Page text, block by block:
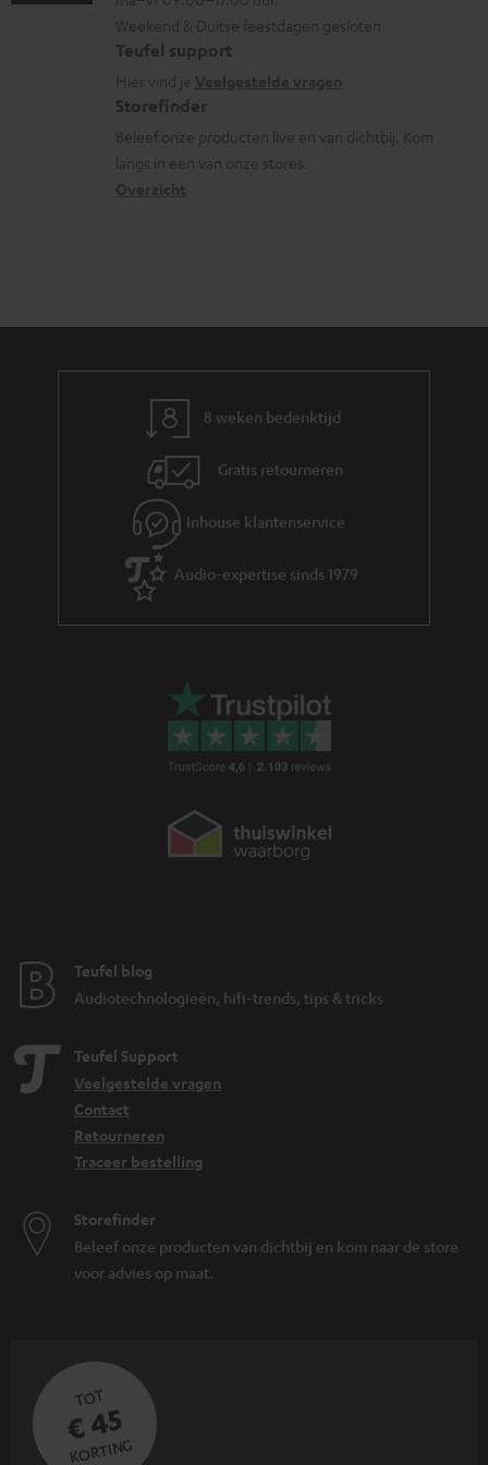
a
t
i
e
n
f
o
r
m
a
g
l
o
s
s
a
n
t
a
c
t
i
a
Weekend & Duitse feestdagen gesloten
Teufel support
Hier vind je
Storefinder
Beleef onze producten live en van dichtbij. Kom
langs in een van onze stores.
8 weken bedenktijd
Gratis retourneren
Inhouse klantenservice
Audio-expertise sinds 1979
Teufel blog
Audiotechnologieën, hifi-trends, tips & tricks
Teufel Support
Veelgestelde vragen
Contact
Retourneren
Traceer bestelling
Storefinder
Beleef onze producten van dichtbij en kom naar de store
voor advies op maat.
TOT
€ 45
KORTING